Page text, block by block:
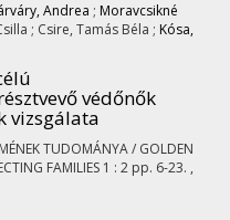
Andrea ; Moravcsikné
; Csire, Tamás Béla ; Kósa,
védőnők
vizsgálata
TUDOMÁNYA / GOLDEN
FAMILIES 1 : 2 pp. 6-23. ,